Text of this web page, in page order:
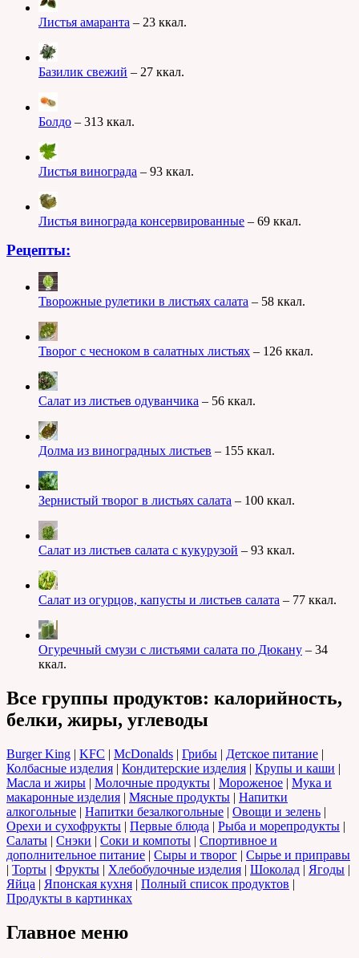
Листья амаранта – 23 ккал.
Базилик свежий – 27 ккал.
Болдо – 313 ккал.
Листья винограда – 93 ккал.
Листья винограда консервированные – 69 ккал.
Рецепты:
Творожные рулетики в листьях салата – 58 ккал.
Творог с чесноком в салатных листьях – 126 ккал.
Салат из листьев одуванчика – 56 ккал.
Долма из виноградных листьев – 155 ккал.
Зернистый творог в листьях салата – 100 ккал.
Салат из листьев салата с кукурузой – 93 ккал.
Салат из огурцов, капусты и листьев салата – 77 ккал.
Огуречный смузи с листьями салата по Дюкану – 34
ккал.
Все группы продуктов: калорийность,
белки, жиры, углеводы
Burger King | KFC | McDonalds | Грибы | Детское питание |
Колбасные изделия | Кондитерские изделия | Крупы и каши |
Масла и жиры | Молочные продукты | Мороженое | Мука и
макаронные изделия | Мясные продукты | Напитки
алкогольные | Напитки безалкогольные | Овощи и зелень |
Орехи и сухофрукты | Первые блюда | Рыба и морепродукты |
Салаты | Снэки | Соки и компоты | Спортивное и
дополнительное питание | Сыры и творог | Сырье и приправы
| Торты | Фрукты | Хлебобулочные изделия | Шоколад | Ягоды |
Яйца | Японская кухня | Полный список продуктов |
Продукты в картинках
Главное меню